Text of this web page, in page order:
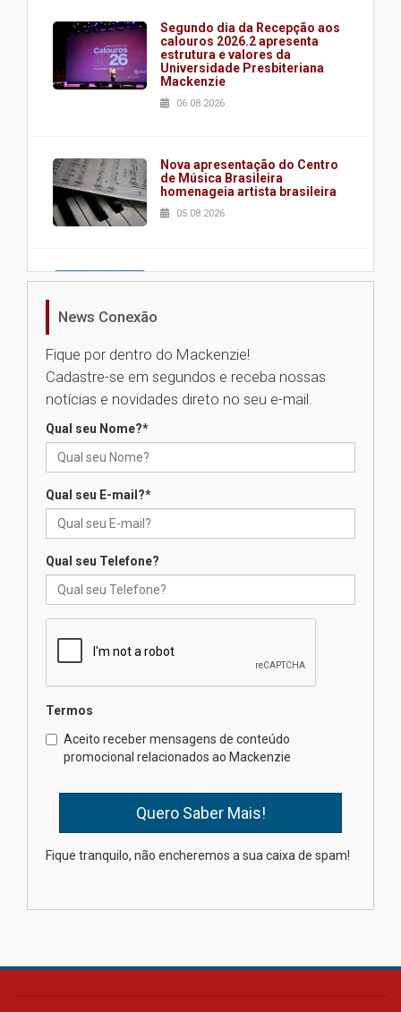
Segundo dia da Recepção aos
calouros 2026.2 apresenta
estrutura e valores da
Universidade Presbiteriana
Mackenzie
06.08.2026
Nova apresentação do Centro
de Música Brasileira
homenageia artista brasileira
05.08.2026
Universidade Mackenzie
Seminário discute desafios
das novas tecnologias em
calouros do segundo semestre
Brasília prepara seus
mesmo do Ensino Médio
Como os pais podem investir
na educação dos filhos além da
escola
Transformadora reúne
News Conexão
Fique por dentro do Mackenzie!
Cadastre-se em segundos e receba nossas
notícias e novidades direto no seu e-mail.
Qual seu Nome?*
Qual seu E-mail?*
Qual seu Telefone?
Termos
Aceito receber mensagens de conteúdo
promocional relacionados ao Mackenzie
Fique tranquilo, não encheremos a sua caixa de spam!